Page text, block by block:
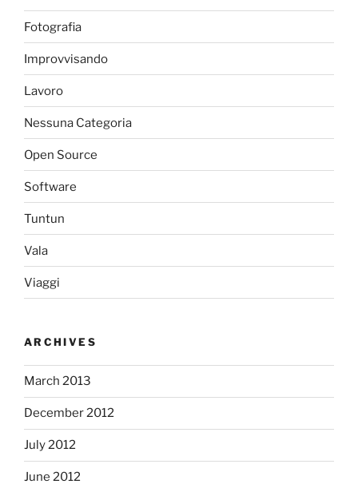
Fotografia
Improvvisando
Lavoro
Nessuna Categoria
Open Source
Software
Tuntun
Vala
Viaggi
ARCHIVES
March 2013
December 2012
July 2012
June 2012